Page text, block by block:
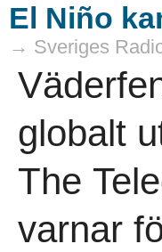
El Niño
→ Sveriges
globalt
The
varnar